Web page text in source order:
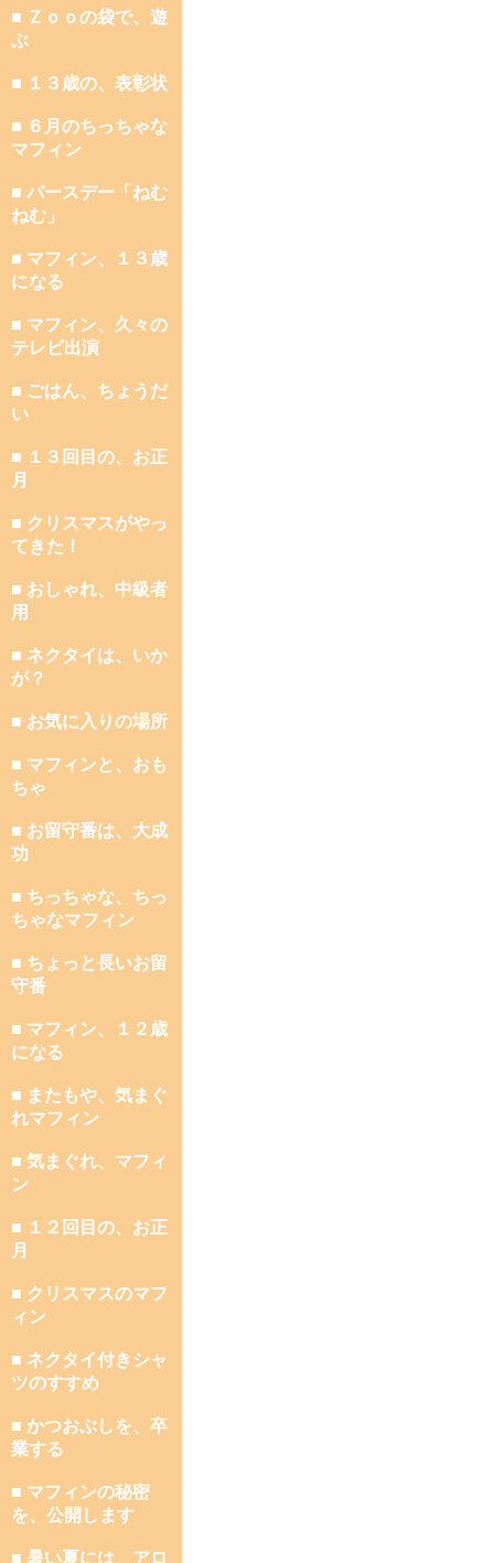
■ Ｚｏｏの袋で、遊
ぶ
■ １３歳の、表彰状
■ ６月のちっちゃな
マフィン
■ バースデー「ねむ
ねむ」
■ マフィン、１３歳
になる
■ マフィン、久々の
テレビ出演
■ ごはん、ちょうだ
い
■ １３回目の、お正
月
■ クリスマスがやっ
てきた！
■ おしゃれ、中級者
用
■ ネクタイは、いか
が？
■ お気に入りの場所
■ マフィンと、おも
ちゃ
■ お留守番は、大成
功
■ ちっちゃな、ちっ
ちゃなマフィン
■ ちょっと長いお留
守番
■ マフィン、１２歳
になる
■ またもや、気まぐ
れマフィン
■ 気まぐれ、マフィ
ン
■ １２回目の、お正
月
■ クリスマスのマフ
ィン
■ ネクタイ付きシャ
ツのすすめ
■ かつおぶしを、卒
業する
■ マフィンの秘密
を、公開します
■ 暑い夏には、アロ